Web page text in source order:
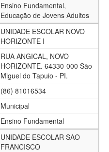
Ensino Fundamental,
Educação de Jovens Adultos
UNIDADE ESCOLAR NOVO
HORIZONTE I
RUA ANGICAL, NOVO
HORIZONTE. 64330-000 São
Miguel do Tapuio - PI.
(86) 81016534
Municipal
Ensino Fundamental
UNIDADE ESCOLAR SAO
FRANCISCO